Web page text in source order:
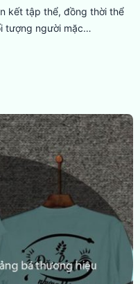
kết tập thể, đồng thời thể
tượng người mặc…